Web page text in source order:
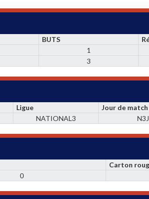
BUTS
1
3
Ligue Jour de match
NATIONAL3
Carton
0